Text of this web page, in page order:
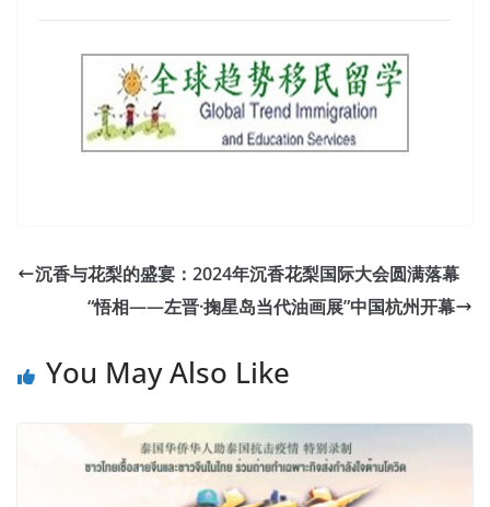
沉香与花梨的盛宴：2024年沉香花梨国际大会圆满落幕
“悟相——左晋·掬星岛当代油画展”中国杭州开幕
You May Also Like